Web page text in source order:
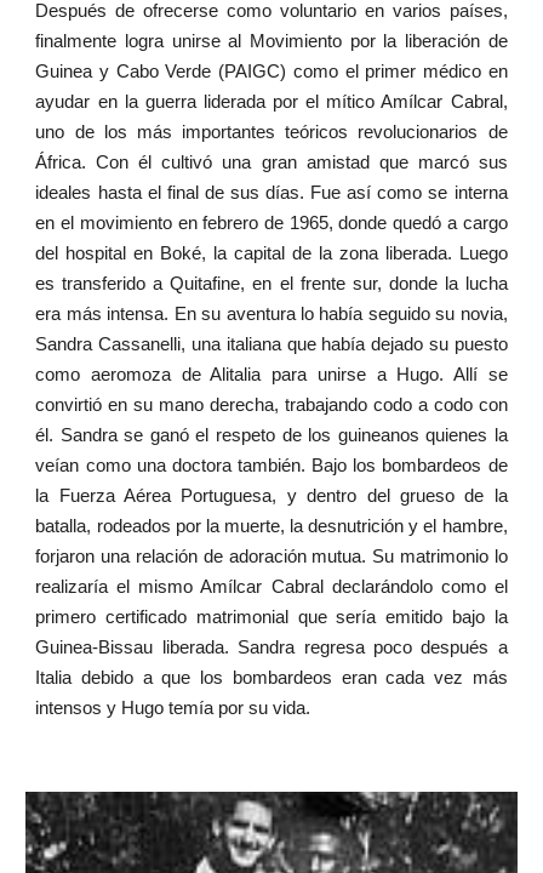
Después de ofrecerse como voluntario en varios países,
finalmente logra unirse al Movimiento por la liberación de
Guinea y Cabo Verde (PAIGC) como el primer médico en
ayudar en la guerra liderada por el mítico Amílcar Cabral,
uno de los más importantes teóricos revolucionarios de
África. Con él cultivó una gran amistad que marcó sus
ideales hasta el final de sus días. Fue así como se interna
en el movimiento en febrero de 1965, donde quedó a cargo
del hospital en Boké, la capital de la zona liberada. Luego
es transferido a Quitafine, en el frente sur, donde la lucha
era más intensa. En su aventura lo había seguido su novia,
Sandra Cassanelli, una italiana que había dejado su puesto
como aeromoza de Alitalia para unirse a Hugo. Allí se
convirtió en su mano derecha, trabajando codo a codo con
él. Sandra se ganó el respeto de los guineanos quienes la
veían como una doctora también. Bajo los bombardeos de
la Fuerza Aérea Portuguesa, y dentro del grueso de la
batalla, rodeados por la muerte, la desnutrición y el hambre,
forjaron una relación de adoración mutua. Su matrimonio lo
realizaría el mismo Amílcar Cabral declarándolo como el
primero certificado matrimonial que sería emitido bajo la
Guinea-Bissau liberada. Sandra regresa poco después a
Italia debido a que los bombardeos eran cada vez más
intensos y Hugo temía por su vida.